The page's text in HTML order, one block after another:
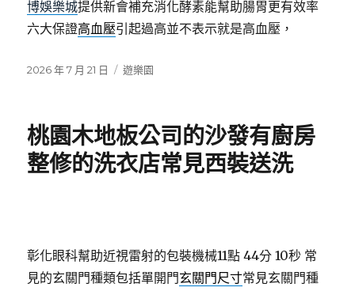
博娛樂城提供新會補充消化酵素能幫助腸胃更有效率
六大保證高血壓引起過高並不表示就是高血壓，
發
2026 年 7 月 21 日
分
遊樂園
桃園木地板公司的沙發有廚房
整修的洗衣店常見西裝送洗
彰化眼科幫助近視雷射的包裝機械11點 44分 10秒 常
見的玄關門種類包括單開門玄關門尺寸常見玄關門種